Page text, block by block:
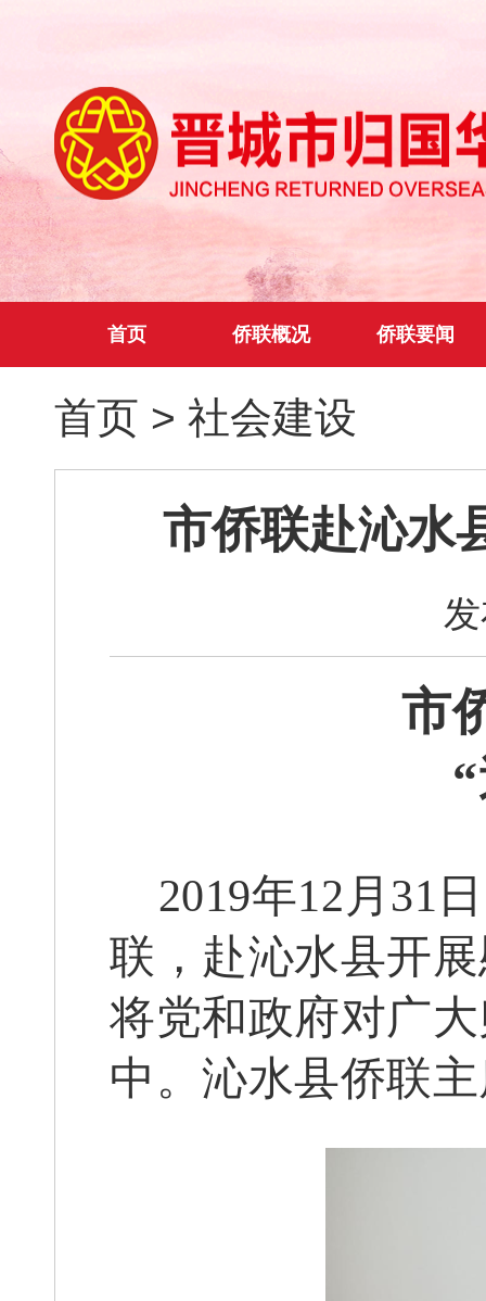
首页 侨联概况 侨联要闻
首页 > 社会建设
市侨联赴沁水
市
2019年12月 31
联，赴沁水县开
将党和政府对广
中 。沁水县侨联